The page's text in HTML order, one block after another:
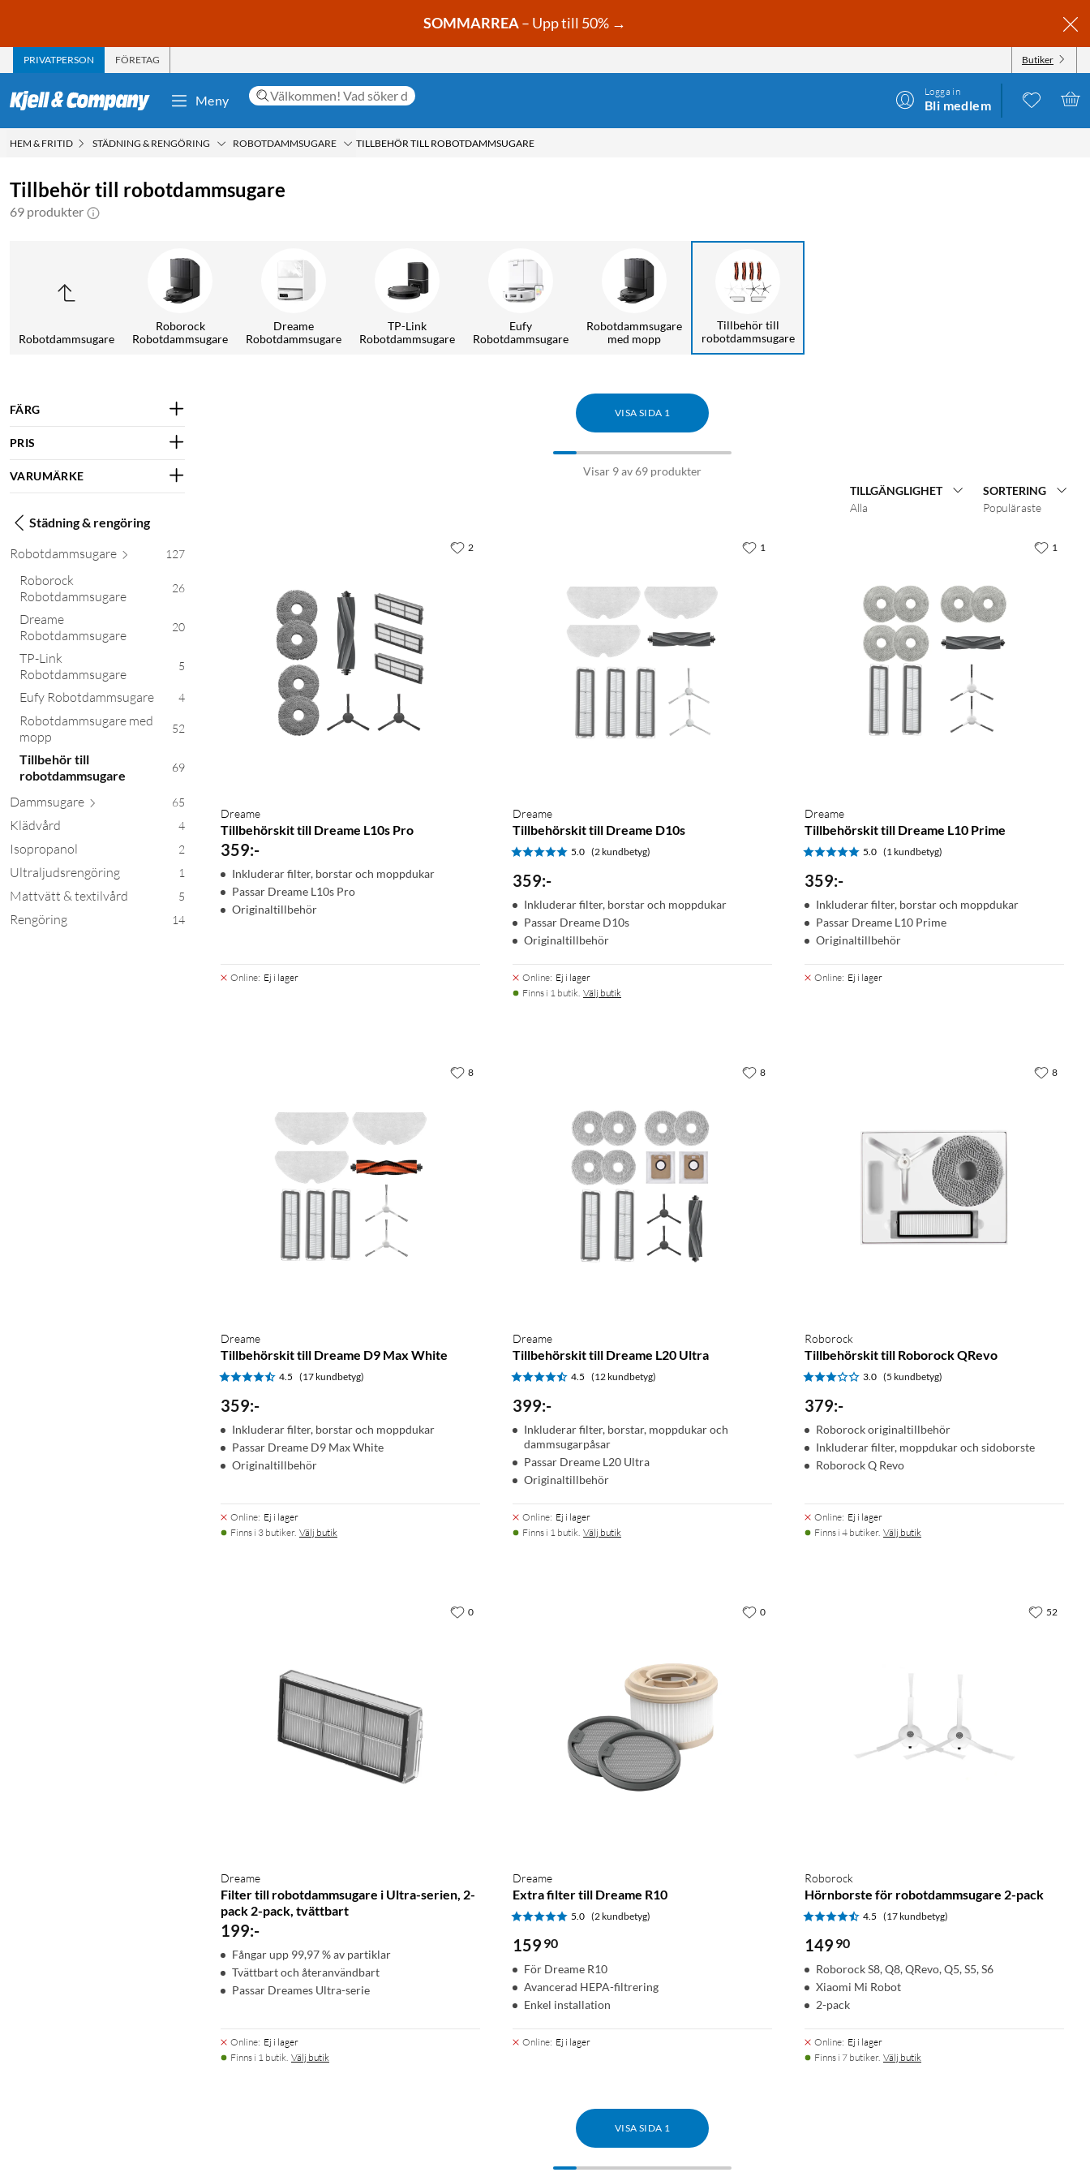
SOMMARREA– Upp till 50% →
PRIVATPERSON FÖRETAG Butiker
Meny
Logga in
Bli medlem
HEM & FRITID STÄDNING & RENGÖRING ROBOTDAMMSUGARE TILLBEHÖR TILL ROBOTDAMMSUGARE
Tillbehör till robotdammsugare
69 produkter
Robotdammsugare
Roborock
Robotdammsugare
Dreame
Robotdammsugare
TP-Link
Robotdammsugare
Eufy
Robotdammsugare
Robotdammsugare
med mopp
Tillbehör till
robotdammsugare
FÄRG
PRIS
VARUMÄRKE
Städning & rengöring
Robotdammsugare 127
Roborock
Robotdammsugare
26
Dreame
Robotdammsugare
20
TP-Link
Robotdammsugare
5
Eufy Robotdammsugare 4
Robotdammsugare med
mopp
52
Tillbehör till
robotdammsugare
69
Dammsugare 65
Klädvård 4
Isopropanol 2
Ultraljudsrengöring 1
Mattvätt & textilvård 5
Rengöring 14
TILLGÄNGLIGHET
Alla
SORTERING
Populäraste
VISA SIDA 1
Visar 9 av 69 produkter
Dreame
Tillbehörskit till Dreame L10s Pro
359:-
Inkluderar filter, borstar och moppdukar
Passar Dreame L10s Pro
Originaltillbehör
Online: Ej i lager
2
Dreame
Tillbehörskit till Dreame D10s
5.0 (2 kundbetyg)
359:-
Inkluderar filter, borstar och moppdukar
Passar Dreame D10s
Originaltillbehör
Online: Ej i lager
Finns i 1 butik. Välj butik
1
Dreame
Tillbehörskit till Dreame L10 Prime
5.0 (1 kundbetyg)
359:-
Inkluderar filter, borstar och moppdukar
Passar Dreame L10 Prime
Originaltillbehör
Online: Ej i lager
1
Dreame
Tillbehörskit till Dreame D9 Max White
4.5 (17 kundbetyg)
359:-
Inkluderar filter, borstar och moppdukar
Passar Dreame D9 Max White
Originaltillbehör
Online: Ej i lager
Finns i 3 butiker. Välj butik
8
Dreame
Tillbehörskit till Dreame L20 Ultra
4.5 (12 kundbetyg)
399:-
Inkluderar filter, borstar, moppdukar och
dammsugarpåsar
Passar Dreame L20 Ultra
Originaltillbehör
Online: Ej i lager
Finns i 1 butik. Välj butik
8
Roborock
Tillbehörskit till Roborock QRevo
3.0 (5 kundbetyg)
379:-
Roborock originaltillbehör
Inkluderar filter, moppdukar och sidoborste
Roborock Q Revo
Online: Ej i lager
Finns i 4 butiker. Välj butik
8
Dreame
Filter till robotdammsugare i Ultra-serien, 2-
pack 2-pack, tvättbart
199:-
Fångar upp 99,97 % av partiklar
Tvättbart och återanvändbart
Passar Dreames Ultra-serie
Online: Ej i lager
Finns i 1 butik. Välj butik
0
Dreame
Extra filter till Dreame R10
5.0 (2 kundbetyg)
159 90
För Dreame R10
Avancerad HEPA-filtrering
Enkel installation
Online: Ej i lager
0
Roborock
Hörnborste för robotdammsugare 2-pack
4.5 (17 kundbetyg)
149 90
Roborock S8, Q8, QRevo, Q5, S5, S6
Xiaomi Mi Robot
2-pack
Online: Ej i lager
Finns i 7 butiker. Välj butik
52
VISA SIDA 1